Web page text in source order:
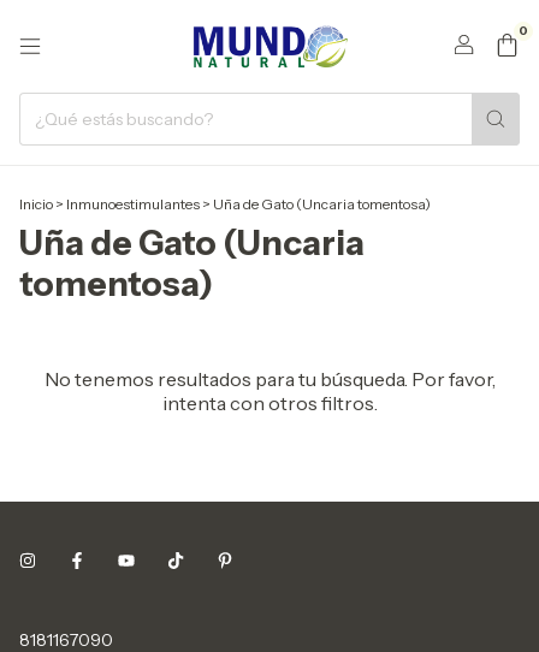
0
Inicio > Inmunoestimulantes > Uña de Gato (Uncaria tomentosa)
Uña de Gato (Uncaria
tomentosa)
No tenemos resultados para tu búsqueda. Por favor,
intenta con otros filtros.
8181167090